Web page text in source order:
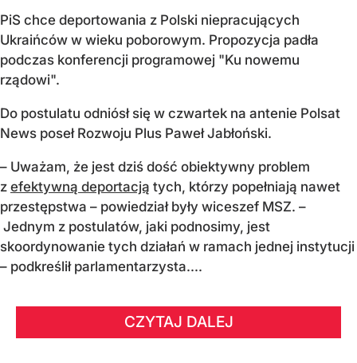
PiS chce deportowania z Polski niepracujących
Ukraińców w wieku poborowym. Propozycja padła
podczas konferencji programowej "Ku nowemu
rządowi".
Do postulatu odniósł się w czwartek na antenie Polsat
News poseł Rozwoju Plus Paweł Jabłoński.
– Uważam, że jest dziś dość obiektywny problem
z efektywną deportacją tych, którzy popełniają nawet
przestępstwa – powiedział były wiceszef MSZ. –
Jednym z postulatów, jaki podnosimy, jest
skoordynowanie tych działań w ramach jednej instytucji
– podkreślił parlamentarzysta....
CZYTAJ DALEJ